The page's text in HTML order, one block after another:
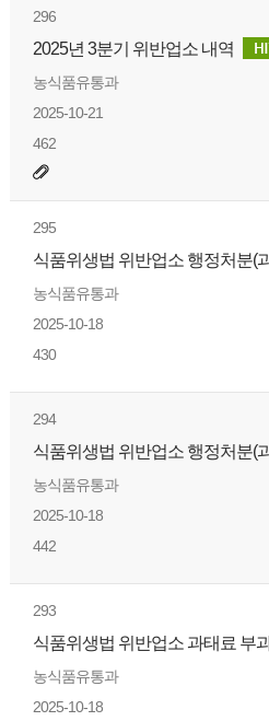
296
2025년 3분기 위반업소 내역
농식품유통과
2025-10-21
462
295
식품위생법 위반업소 행정처분(
농식품유통과
2025-10-18
430
294
식품위생법 위반업소 행정처분(
농식품유통과
2025-10-18
442
293
식품위생법 위반업소 과태료 부
농식품유통과
2025-10-18